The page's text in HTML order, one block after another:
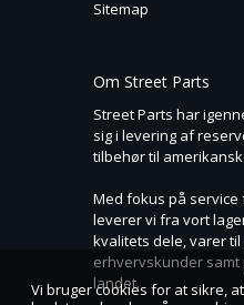
Vi bruger cookies for at sikre,
Sitemap
Om Street Parts
Street Parts har
sig i levering af
tilbehør til
Med fokus på service
leverer vi fra vort
kvalitets dele, varer
erhvervskunder
landet.